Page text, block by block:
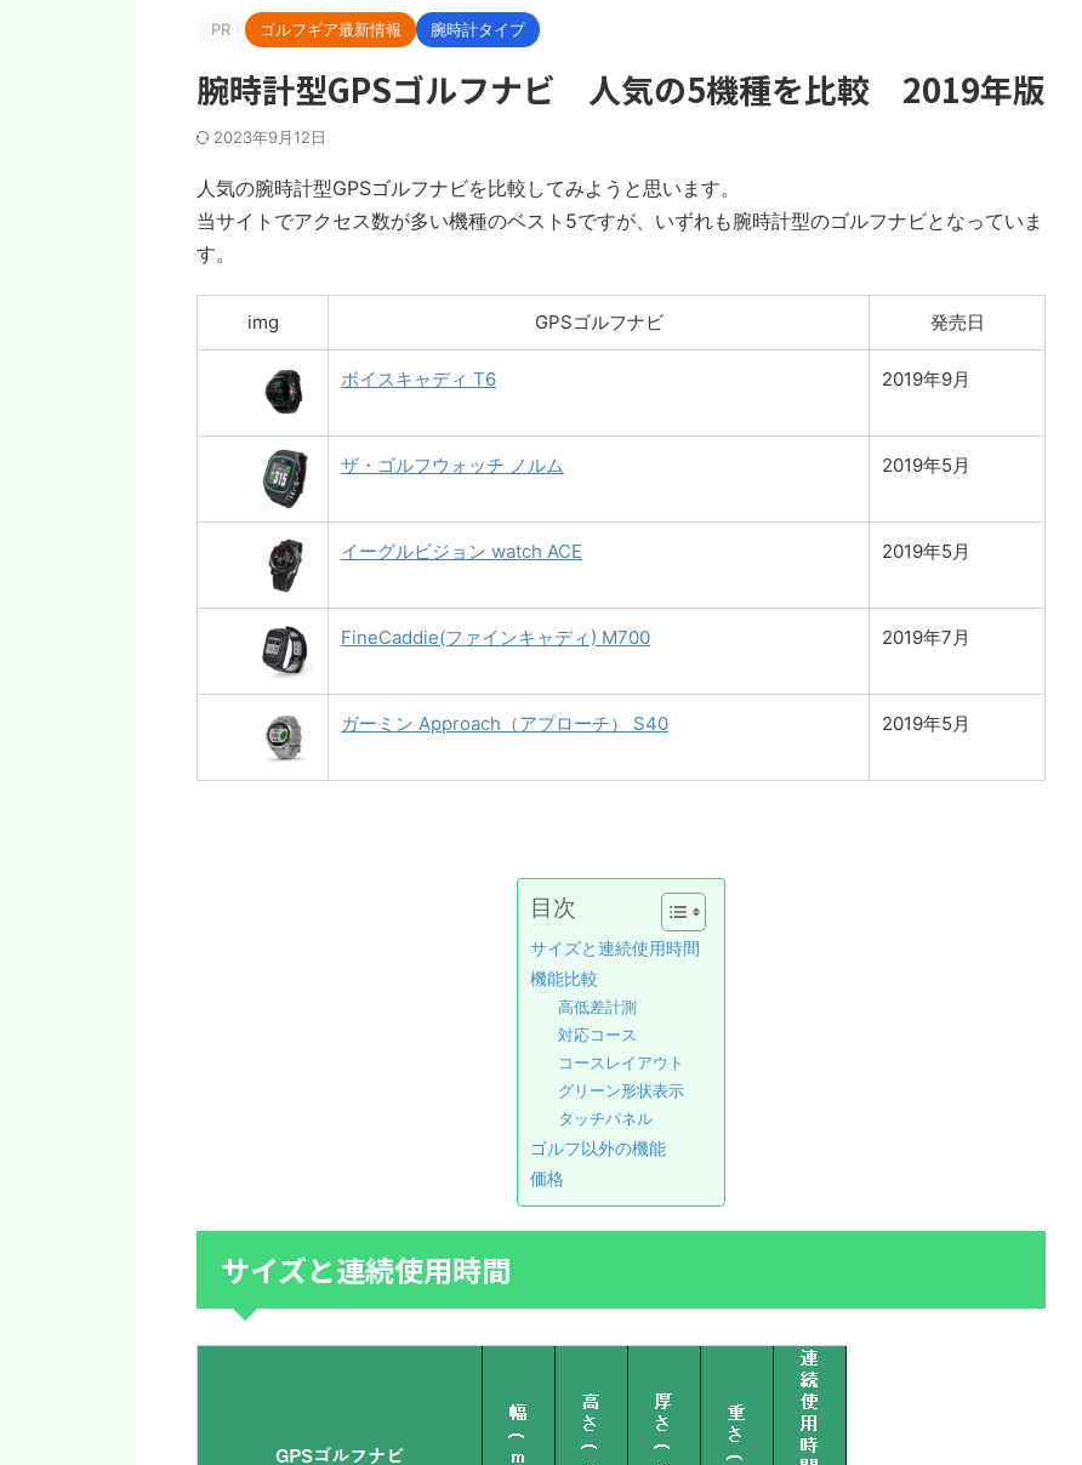
PR ゴルフギア最新情報 腕時計タイプ
腕時計型GPSゴルフナビ 人気の5機種を比較 2019年版
2023年9月12日
人気の腕時計型GPSゴルフナビを比較してみようと思います。
当サイトでアクセス数が多い機種のベスト5ですが、いずれも腕時計型のゴルフナビとなっていま
す。
img GPSゴルフナビ 発売日
ボイスキャディ T6 2019年9月
ザ・ゴルフウォッチ ノルム 2019年5月
イーグルビジョン watch ACE 2019年5月
FineCaddie(ファインキャディ) M700 2019年7月
ガーミン Approach（アプローチ） S40 2019年5月
目次
サイズと連続使用時間
機能比較
高低差計測
対応コース
コースレイアウト
グリーン形状表示
タッチパネル
ゴルフ以外の機能
価格
サイズと連続使用時間